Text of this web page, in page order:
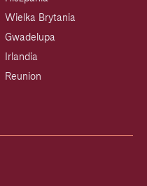
Wielka Brytania
Gwadelupa
Irlandia
Reunion